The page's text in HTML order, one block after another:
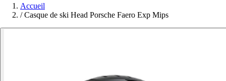
Accueil
/ Casque de ski Head Porsche Faero Exp Mips